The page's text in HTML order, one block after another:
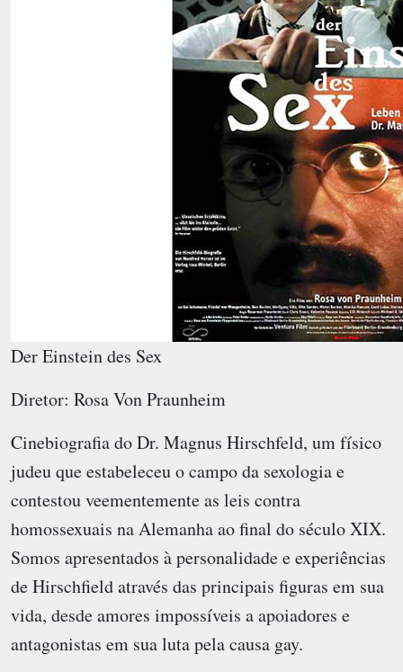
Der Einstein des Sex
Diretor: Rosa Von Praunheim
Cinebiografia do Dr. Magnus Hirschfeld, um físico
judeu que estabeleceu o campo da sexologia e
contestou veementemente as leis contra
homossexuais na Alemanha ao final do século XIX.
Somos apresentados à personalidade e experiências
de Hirschfield através das principais figuras em sua
vida, desde amores impossíveis a apoiadores e
antagonistas em sua luta pela causa gay.